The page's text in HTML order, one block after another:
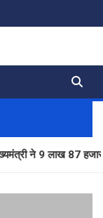
9 लाख 87 हजार17 पेंशन